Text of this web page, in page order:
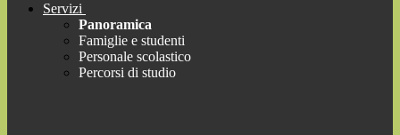
Servizi
Panoramica
Famiglie e studenti
Personale scolastico
Percorsi di studio